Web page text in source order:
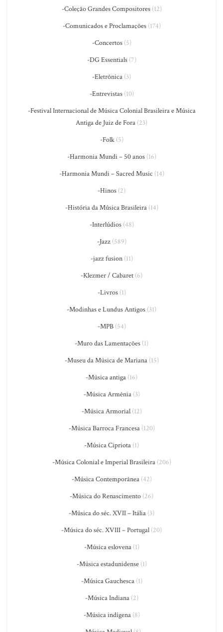
-Coleção Grandes Compositores(12)
-Comunicados e Proclamações(174)
-Concertos(5)
-DG Essentials(7)
-Eletrônica (3)
-Entrevistas(10)
-Festival Internacional de Música Colonial Brasileira e Música
Antiga de Juiz de Fora (23)
-Folk(5)
-Harmonia Mundi – 50 anos(16)
-Harmonia Mundi – Sacred Music (14)
-Hinos (2)
-História da Música Brasileira(14)
-Interlúdios(48)
-Jazz(589)
-jazz fusion(11)
-Klezmer / Cabaret (6)
-Livros(1)
-Modinhas e Lundus Antigos (31)
-MPB(54)
-Muro das Lamentações (1)
-Museu da Música de Mariana(15)
-Música antiga (16)
-Música Armênia(3)
-Música Armorial(12)
-Música Barroca Francesa(120)
-Música Cipriota (1)
-Música Colonial e Imperial Brasileira(206)
-Música Contemporânea(42)
-Música do Renascimento (26)
-Música do séc. XVII – Itália (3)
-Música do séc. XVIII – Portugal (20)
-Música eslovena(1)
-Música estadunidense(1)
-Música Gauchesca(1)
-Música Indiana(2)
-Música indígena(8)